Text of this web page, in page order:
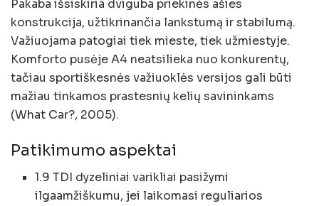
Pakaba išsiskiria dviguba priekinės ašies
konstrukcija, užtikrinančia lankstumą ir stabilumą.
Važiuojama patogiai tiek mieste, tiek užmiestyje.
Komforto pusėje A4 neatsilieka nuo konkurentų,
tačiau sportiškesnės važiuoklės versijos gali būti
mažiau tinkamos prastesnių kelių savininkams
(What Car?, 2005).
Patikimumo aspektai
1.9 TDI dyzeliniai varikliai pasižymi
ilgaamžiškumu, jei laikomasi reguliarios